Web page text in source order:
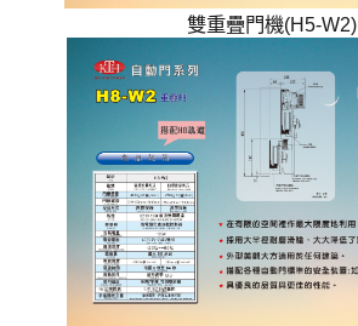
雙重疊門機(H5-W2)